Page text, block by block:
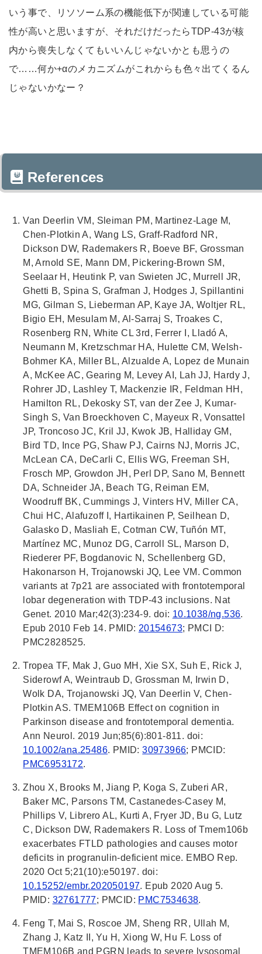
いう事で、リソソーム系の機能低下が関連している可能
性が高いと思いますが、それだけだったらTDP-43が核
内から喪失しなくてもいいんじゃないかとも思うの
で……何か+αのメカニズムがこれからも色々出てくるん
じゃないかなー？
References
Van Deerlin VM, Sleiman PM, Martinez-Lage M,
Chen-Plotkin A, Wang LS, Graff-Radford NR,
Dickson DW, Rademakers R, Boeve BF, Grossman
M, Arnold SE, Mann DM, Pickering-Brown SM,
Seelaar H, Heutink P, van Swieten JC, Murrell JR,
Ghetti B, Spina S, Grafman J, Hodges J, Spillantini
MG, Gilman S, Lieberman AP, Kaye JA, Woltjer RL,
Bigio EH, Mesulam M, Al-Sarraj S, Troakes C,
Rosenberg RN, White CL 3rd, Ferrer I, Lladó A,
Neumann M, Kretzschmar HA, Hulette CM, Welsh-
Bohmer KA, Miller BL, Alzualde A, Lopez de Munain
A, McKee AC, Gearing M, Levey AI, Lah JJ, Hardy J,
Rohrer JD, Lashley T, Mackenzie IR, Feldman HH,
Hamilton RL, Dekosky ST, van der Zee J, Kumar-
Singh S, Van Broeckhoven C, Mayeux R, Vonsattel
JP, Troncoso JC, Kril JJ, Kwok JB, Halliday GM,
Bird TD, Ince PG, Shaw PJ, Cairns NJ, Morris JC,
McLean CA, DeCarli C, Ellis WG, Freeman SH,
Frosch MP, Growdon JH, Perl DP, Sano M, Bennett
DA, Schneider JA, Beach TG, Reiman EM,
Woodruff BK, Cummings J, Vinters HV, Miller CA,
Chui HC, Alafuzoff I, Hartikainen P, Seilhean D,
Galasko D, Masliah E, Cotman CW, Tuñón MT,
Martínez MC, Munoz DG, Carroll SL, Marson D,
Riederer PF, Bogdanovic N, Schellenberg GD,
Hakonarson H, Trojanowski JQ, Lee VM. Common
variants at 7p21 are associated with frontotemporal
lobar degeneration with TDP-43 inclusions. Nat
Genet. 2010 Mar;42(3):234-9. doi: 10.1038/ng.536.
Epub 2010 Feb 14. PMID: 20154673; PMCI D:
PMC2828525.
Tropea TF, Mak J, Guo MH, Xie SX, Suh E, Rick J,
Siderowf A, Weintraub D, Grossman M, Irwin D,
Wolk DA, Trojanowski JQ, Van Deerlin V, Chen-
Plotkin AS. TMEM106B Effect on cognition in
Parkinson disease and frontotemporal dementia.
Ann Neurol. 2019 Jun;85(6):801-811. doi:
10.1002/ana.25486. PMID:30973966; PMCID:
PMC6953172.
Zhou X, Brooks M, Jiang P, Koga S, Zuberi AR,
Baker MC, Parsons TM, Castanedes-Casey M,
Phillips V, Librero AL, Kurti A, Fryer JD, Bu G, Lutz
C, Dickson DW, Rademakers R. Loss of Tmem106b
exacerbates FTLD pathologies and causes motor
deficits in progranulin-deficient mice. EMBO Rep.
2020 Oct 5;21(10):e50197. doi:
10.15252/embr.202050197. Epub 2020 Aug 5.
PMID: 32761777; PMCID: PMC7534638.
Feng T, Mai S, Roscoe JM, Sheng RR, Ullah M,
Zhang J, Katz II, Yu H, Xiong W, Hu F. Loss of
TMEM106B and PGRN leads to severe lysosomal